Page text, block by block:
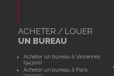
ACHETER / LOUER
UN BUREAU
Acheter un bureau à Vincennes
(94300)
Acheter un bureau à Paris